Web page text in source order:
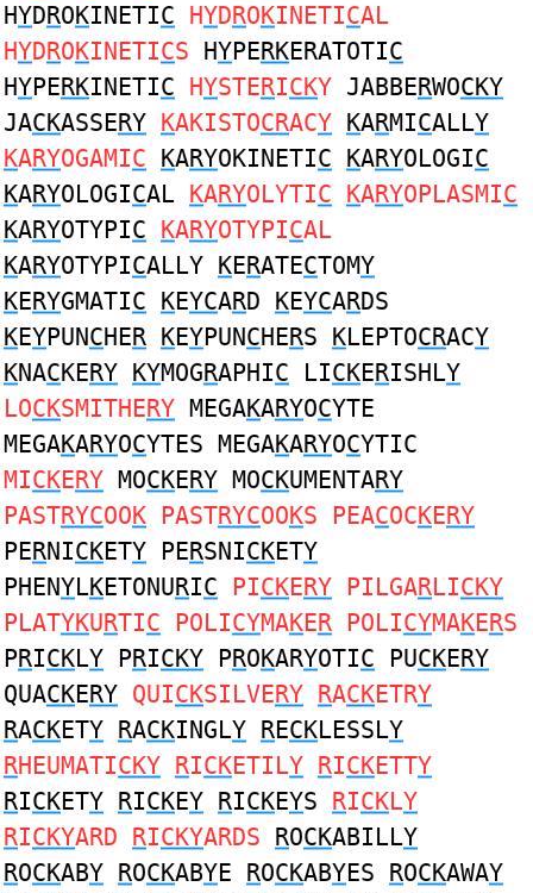
HYDROKINETIC HYDROKINETICAL
HYDROKINETICS HYPERKERATOTIC
HYPERKINETIC HYSTERICKY JABBERWOCKY
JACKASSERY KAKISTOCRACY KARMICALLY
KARYOGAMIC KARYOKINETIC KARYOLOGIC
KARYOLOGICAL KARYOLYTIC KARYOPLASMIC
KARYOTYPIC KARYOTYPICAL
KARYOTYPICALLY KERATECTOMY
KERYGMATIC KEYCARD KEYCARDS
KEYPUNCHER KEYPUNCHERS KLEPTOCRACY
KNACKERY KYMOGRAPHIC LICKERISHLY
LOCKSMITHERY MEGAKARYOCYTE
MEGAKARYOCYTES MEGAKARYOCYTIC
MICKERY MOCKERY MOCKUMENTARY
PASTRYCOOK PASTRYCOOKS PEACOCKERY
PERNICKETY PERSNICKETY
PHENYLKETONURIC PICKERY PILGARLICKY
PLATYKURTIC POLICYMAKER POLICYMAKERS
PRICKLY PRICKY PROKARYOTIC PUCKERY
QUACKERY QUICKSILVERY RACKETRY
RACKETY RACKINGLY RECKLESSLY
RHEUMATICKY RICKETILY RICKETTY
RICKETY RICKEY RICKEYS RICKLY
RICKYARD RICKYARDS ROCKABILLY
ROCKABY ROCKABYE ROCKABYES ROCKAWAY